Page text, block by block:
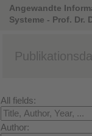
Angewandte
Systeme - Prof. Dr.
All fields:
Author: